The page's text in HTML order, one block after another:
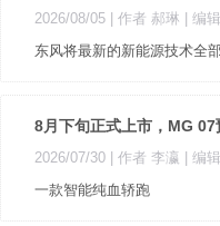
2026/08/05 | 作者 郝琳
| 编
东风将最新的新能源技术全
8月下旬正式上市，MG
2026/07/30 | 作者 李瀛
| 编
一款智能纯血轿跑